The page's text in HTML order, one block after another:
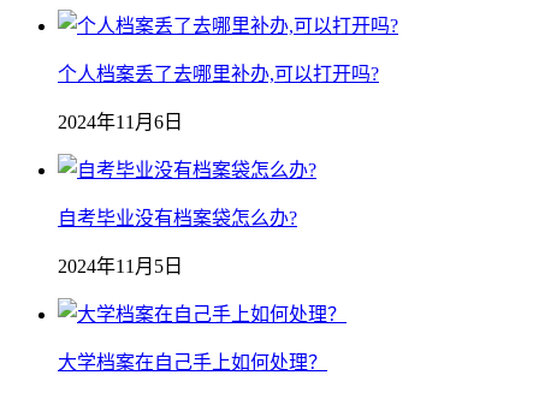
个人档案丢了去哪里补办,可以打开吗?
2024年11月6日
自考毕业没有档案袋怎么办?
2024年11月5日
大学档案在自己手上如何处理？